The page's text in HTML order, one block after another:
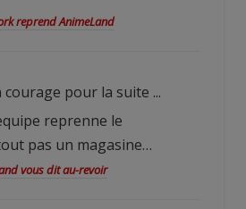
reprend AnimeLand
pour la suite ...
reprenne le
pas un magasine…
vous dit au-revoir